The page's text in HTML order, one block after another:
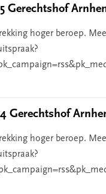
Gerechtshof
hoger beroep.
Gerechtshof
hoger beroep.